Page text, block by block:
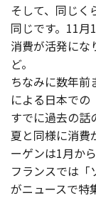
そして、同じく
同じです。11
消費が活発にな
ど。
ちなみに数年前
による日本での
すでに過去の話
夏と同様に消費
ーゲンは1月か
フランスでは「
がニュースで特